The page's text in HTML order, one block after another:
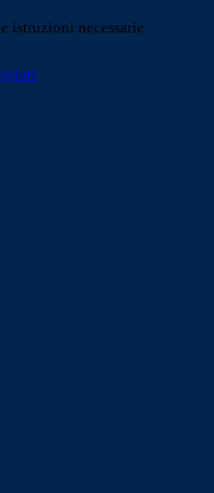
istruzioni necessarie.